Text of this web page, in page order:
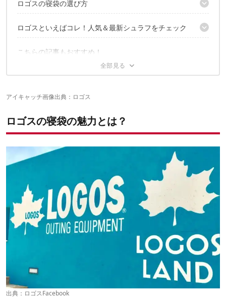
ロゴスの寝袋の選び方
1｜封筒型？マミー型？重視するポイントに応じて選ぼう
2｜使用時期を踏まえて「適正温度」をチェックしよう
ロゴスといえばコレ！人気＆最新シュラフをチェック
フランネル生地が気持ちいい「丸洗いやわらか あったかシュラ
サイドにチェック柄をあしらった「丸洗いスランバーシュラフ」
【その他】冬におすすめのシュラフ
こちらの記事もおすすめ！
アイキャッチ画像出典： ロゴス
ロゴスの寝袋の魅力とは？
出典： ロゴスFacebook